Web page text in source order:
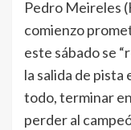
Pedro Meireles
comienzo
este sábado se
la salida de pista
todo, terminar
perder al